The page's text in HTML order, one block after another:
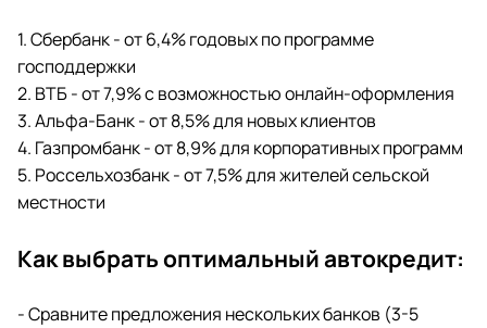
1. Сбербанк - от 6,4% годовых по программе
господдержки
2. ВТБ - от 7,9% с возможностью онлайн-оформления
3. Альфа-Банк - от 8,5% для новых клиентов
4. Газпромбанк - от 8,9% для корпоративных программ
5. Россельхозбанк - от 7,5% для жителей сельской
местности
Как выбрать оптимальный автокредит:
- Сравните предложения нескольких банков (3-5